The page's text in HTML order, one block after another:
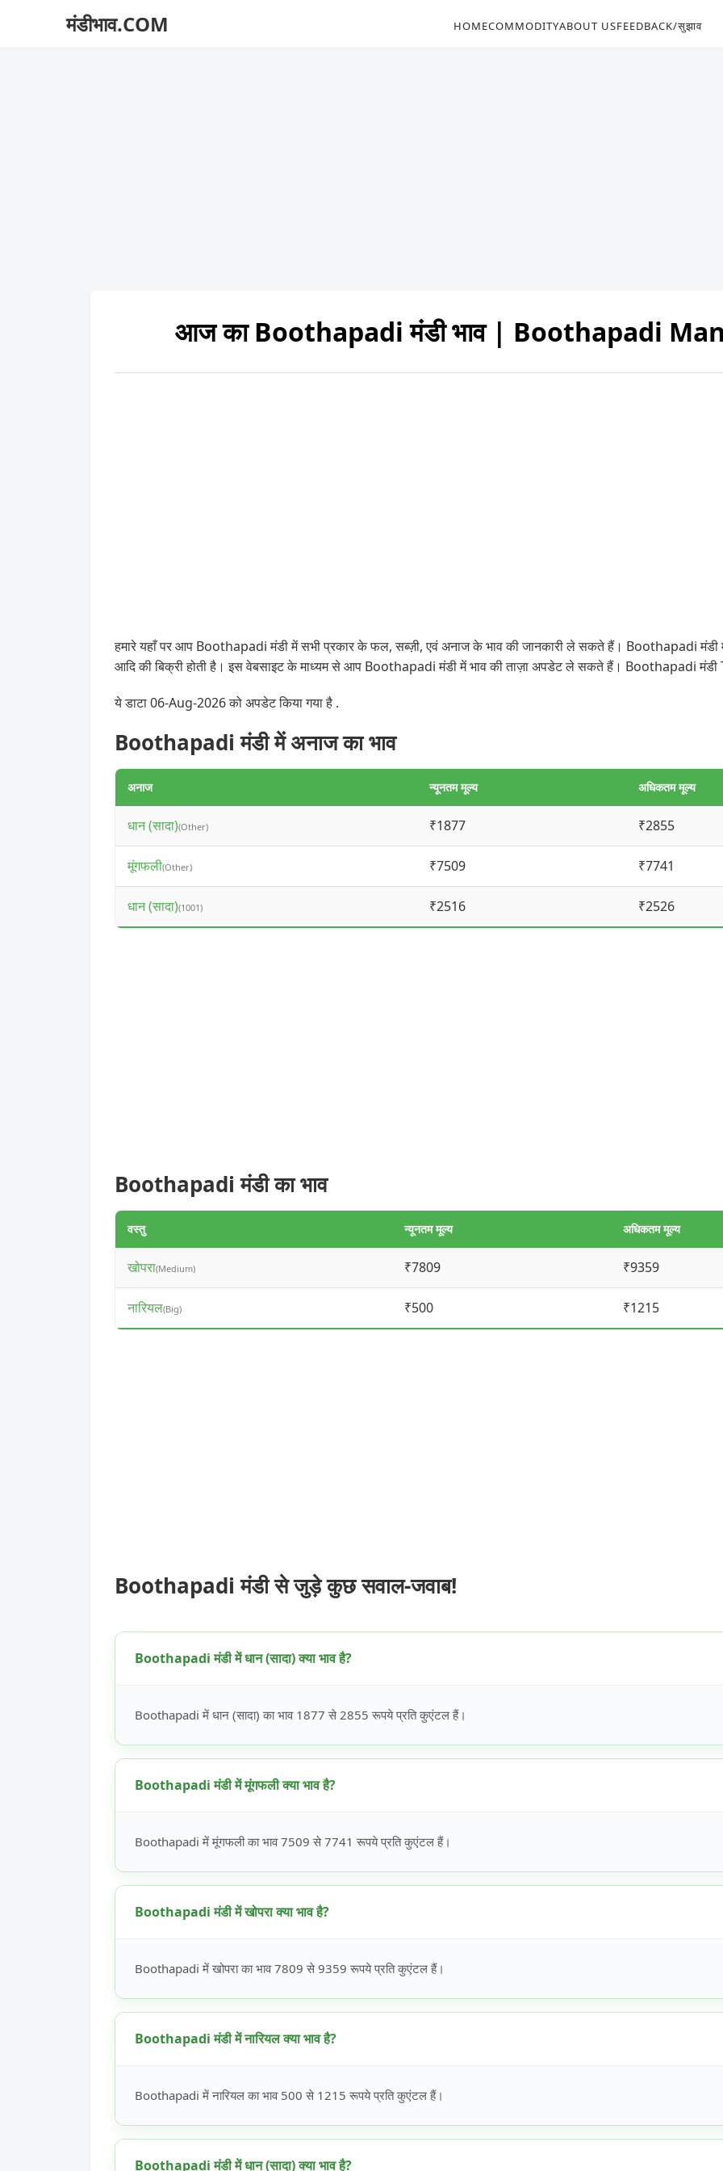
मंडीभाव.COM HOMECOMMODITYABOUT USFEEDBACK/सुझाव
आज का Boothapadi मंडी भाव | Boothapadi
हमारे यहाँ पर आप Boothapadi मंडी में सभी प्रकार के फल, सब्ज़ी, एवं अनाज के भाव की जानकारी ले सकते हैं। Boothapadi मंडी में
आदि की बिक्री होती है। इस वेबसाइट के माध्यम से आप Boothapadi मंडी में भाव की ताज़ा अपडेट ले सकते हैं। Boothapadi
ये डाटा 06-Aug-2026 को अपडेट किया गया है .
Boothapadi मंडी में अनाज का भाव
अनाज न्यूनतम मूल्य अधिकतम मूल्य
धान (सादा)(Other) ₹1877 ₹2855
मूंगफली(Other) ₹7509 ₹7741
धान (सादा)(1001) ₹2516 ₹2526
Boothapadi मंडी का भाव
वस्तु न्यूनतम मूल्य अधिकतम मूल्य
खोपरा(Medium) ₹7809 ₹9359
नारियल(Big) ₹500 ₹1215
Boothapadi मंडी से जुड़े कुछ सवाल-जवाब!
Boothapadi मंडी में धान (सादा) क्या भाव है?
Boothapadi में धान (सादा) का भाव 1877 से 2855 रूपये प्रति कुएंटल हैं।
Boothapadi मंडी में मूंगफली क्या भाव है?
Boothapadi में मूंगफली का भाव 7509 से 7741 रूपये प्रति कुएंटल हैं।
Boothapadi मंडी में खोपरा क्या भाव है?
Boothapadi में खोपरा का भाव 7809 से 9359 रूपये प्रति कुएंटल हैं।
Boothapadi मंडी में नारियल क्या भाव है?
Boothapadi में नारियल का भाव 500 से 1215 रूपये प्रति कुएंटल हैं।
Boothapadi मंडी में धान (सादा) क्या भाव है?